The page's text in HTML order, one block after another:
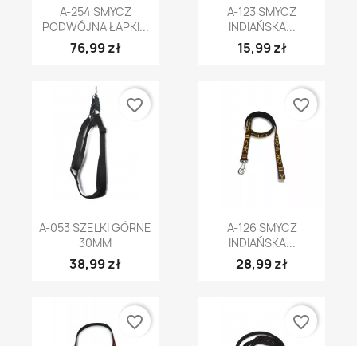
A-254 SMYCZ
PODWÓJNA ŁAPKI...
76,99 zł
A-123 SMYCZ
INDIAŃSKA...
15,99 zł
A-053 SZELKI GÓRNE
30MM
38,99 zł
favorite_border
A-126 SMYCZ
INDIAŃSKA...
28,99 zł
favorite_border
favorite_border favorite_border